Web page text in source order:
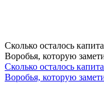
Сколько осталось
Воробья, которую
Сколько осталось
Воробья, которую